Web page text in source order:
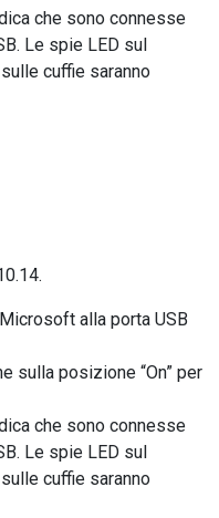
che sono connesse
Le spie LED sul
cuffie saranno
alla porta USB
sulla posizione “On” per
che sono connesse
Le spie LED sul
cuffie saranno